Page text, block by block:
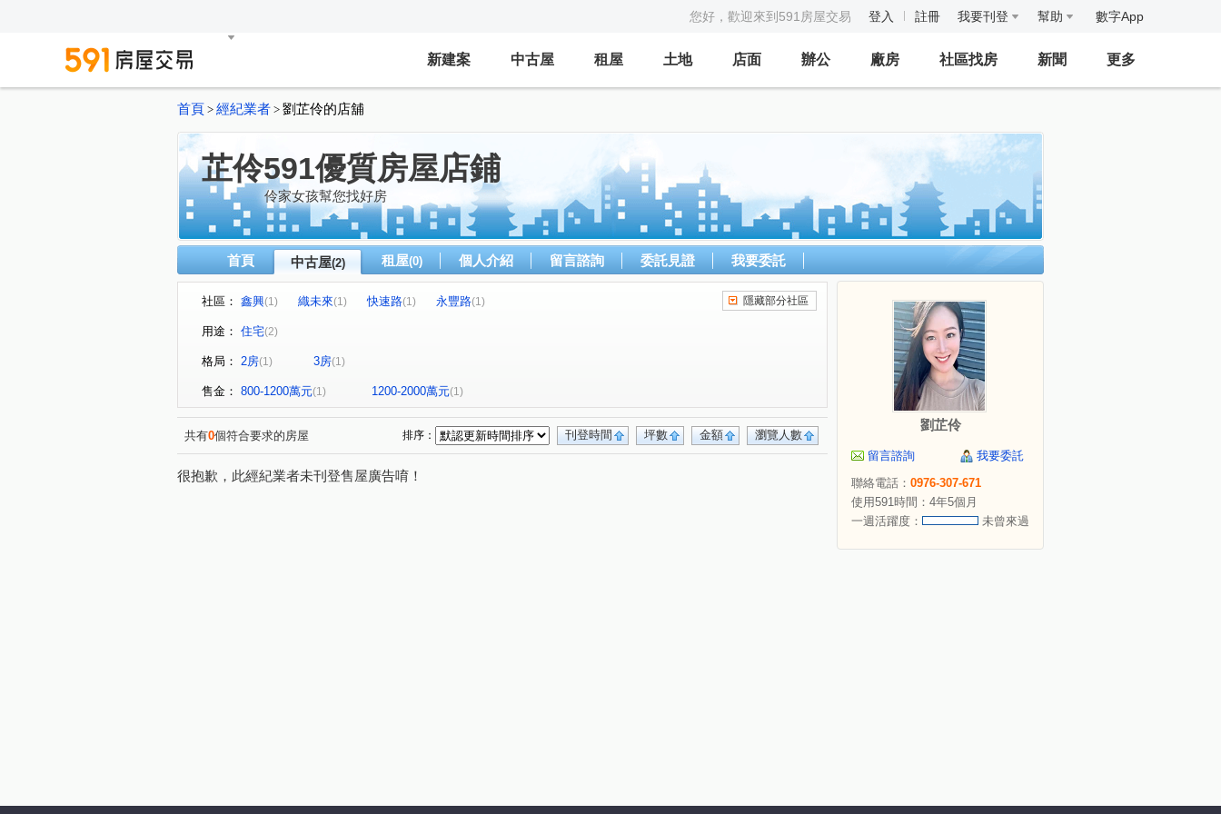
您好，歡迎來到591房屋交易 登入 註冊 我要刊登 幫助 數字App
新建案 中古屋 租屋 土地 店面 辦公 廠房 社區找房 新聞 更多
首頁 > 經紀業者 > 劉芷伶的店舖
芷伶591優質房屋店鋪
伶家女孩幫您找好房
首頁 中古屋(2) 租屋(0) 個人介紹 留言諮詢 委託見證 我要委託
社區： 鑫興(1) 織未來(1) 快速路(1) 永豐路(1) 隱藏部分社區
用途： 住宅(2)
格局： 2房(1) 3房(1)
售金： 800-1200萬元(1) 1200-2000萬元(1)
共有0個符合要求的房屋 瀏覽人數
金額
坪數
刊登時間
排序：
很抱歉，此經紀業者未刊登售屋廣告唷！
劉芷伶
留言諮詢
我要委託
聯絡電話： 0976-307-671
使用591時間：4年5個月
一週活躍度：
未曾來過